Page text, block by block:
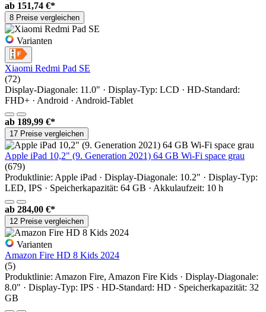
ab 151,74 €*
8 Preise vergleichen
Varianten
Xiaomi Redmi Pad SE
(72)
Display-Diagonale: 11.0" · Display-Typ: LCD · HD-Standard:
FHD+ · Android · Android-Tablet
ab 189,99 €*
17 Preise vergleichen
Apple iPad 10,2" (9. Generation 2021) 64 GB Wi-Fi space grau
(679)
Produktlinie: Apple iPad · Display-Diagonale: 10.2" · Display-Typ:
LED, IPS · Speicherkapazität: 64 GB · Akkulaufzeit: 10 h
ab 284,00 €*
12 Preise vergleichen
Varianten
Amazon Fire HD 8 Kids 2024
(5)
Produktlinie: Amazon Fire, Amazon Fire Kids · Display-Diagonale:
8.0" · Display-Typ: IPS · HD-Standard: HD · Speicherkapazität: 32
GB